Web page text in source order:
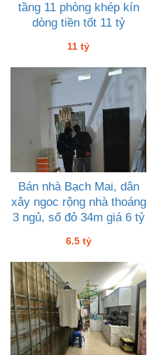
tầng 11 phòng khép kín
dòng tiền tốt 11 tỷ
11 tỷ
Bán nhà Bạch Mai, dân
xây ngoc rộng nhà thoáng
3 ngủ, sổ đỏ 34m giá 6 tỷ
6.5 tỷ